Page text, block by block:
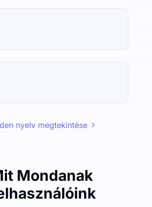
nyelv megtekintése
Mondanak